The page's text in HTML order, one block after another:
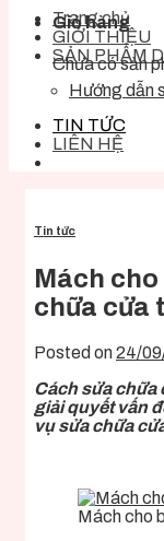
Giỏ hàng
Chưa có sản
Trang chủ
GIỚI THIỆU
SẢN PHẨM
Hướng dẫn
TIN TỨC
LIÊN HỆ
Tin tức
Mách
chữa cửa
Posted on24/
Cách sửa chữa
giải quyết vấn
vụ sửa chữa
Mách cho